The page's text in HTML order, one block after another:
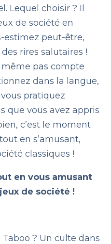
Lequel choisir ? Il
de société en
estimez peut-être,
rires salutaires !
pas compte
dans la langue,
pratiquez
que vous avez appris
c’est le moment
en s’amusant,
classiques !
en vous amusant
de société !
? Un culte dans